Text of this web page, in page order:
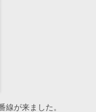
線が来ました。